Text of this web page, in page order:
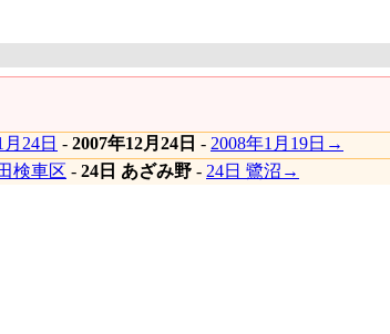
24日 - 2007年12月24日 - 2008年1月19日→
検車区 - 24日 あざみ野 - 24日 鷺沼→